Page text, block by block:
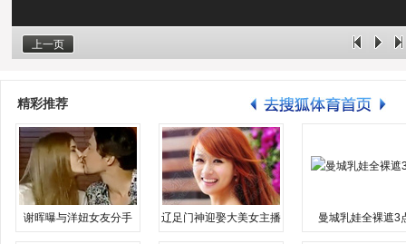
上一页
精彩推荐
谢晖曝与洋妞女友分手 辽足门神迎娶大美女主播 曼城乳娃全裸遮3